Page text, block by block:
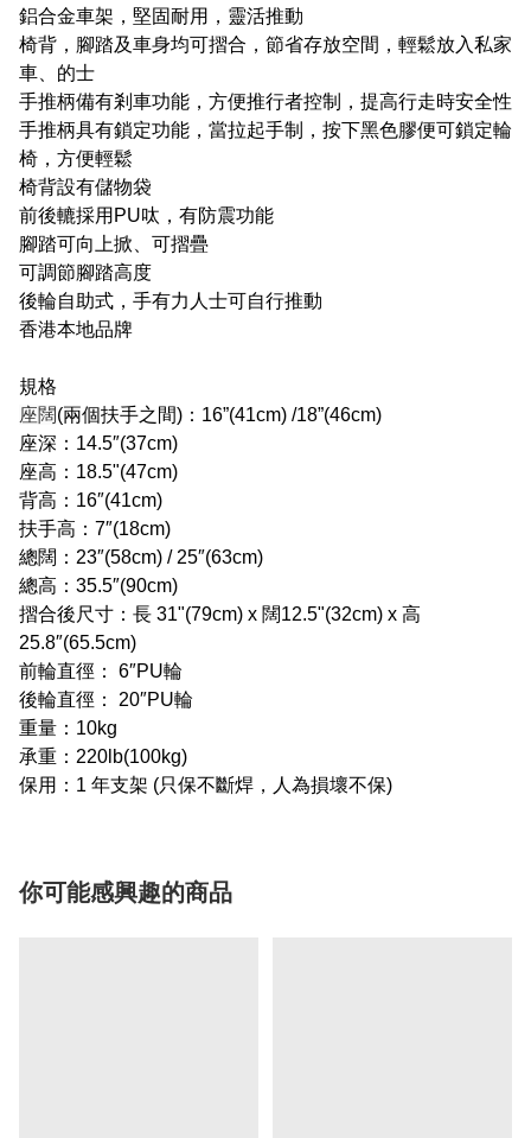
鋁合金車架，堅固耐用，靈活推動
椅背，腳踏及車身均可摺合，節省存放空間，輕鬆放入私家
車、的士
手推柄備有剎車功能，方便推行者控制，提高行走時安全性
手推柄具有鎖定功能，當拉起手制，按下黑色膠便可鎖定輪
椅，方便輕鬆
椅背設有儲物袋
前後轆採用PU呔，有防震功能
腳踏可向上掀、可摺疊
可調節腳踏高度
後輪自助式，手有力人士可自行推動
香港本地品牌
規格
座闊(兩個扶手之間)：16”(41cm) /18”(46cm)
座深：14.5″(37cm)
座高：18.5"(47cm)
背高：16″(41cm)
扶手高：7″(18cm)
總闊：23″(58cm) / 25″(63cm)
總高：35.5″(90cm)
摺合後尺寸：長 31"(79cm) x 闊12.5"(32cm) x 高
25.8″(65.5cm)
前輪直徑： 6″PU輪
後輪直徑： 20″PU輪
重量：10kg
承重：220lb(100kg)
保用：1 年支架 (只保不斷焊，人為損壞不保)
你可能感興趣的商品